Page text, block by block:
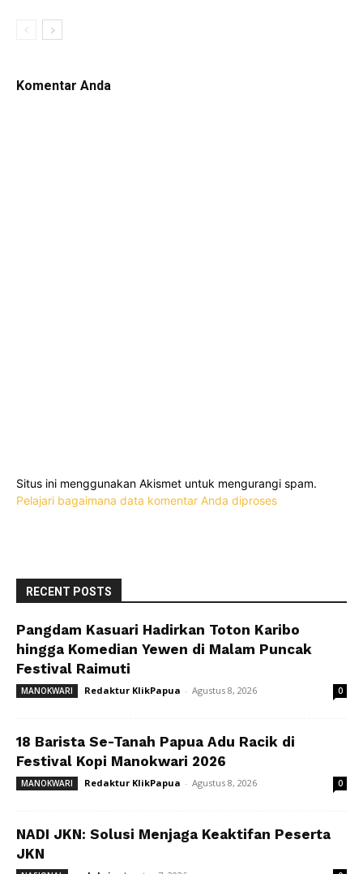
Komentar Anda
Situs ini menggunakan Akismet untuk mengurangi spam.
Pelajari bagaimana data komentar Anda diproses
RECENT POSTS
Pangdam Kasuari Hadirkan Toton Karibo
hingga Komedian Yewen di Malam Puncak
Festival Raimuti
MANOKWARI Redaktur KlikPapua - Agustus 8, 2026 0
18 Barista Se-Tanah Papua Adu Racik di
Festival Kopi Manokwari 2026
MANOKWARI Redaktur KlikPapua - Agustus 8, 2026 0
NADI JKN: Solusi Menjaga Keaktifan Peserta
JKN